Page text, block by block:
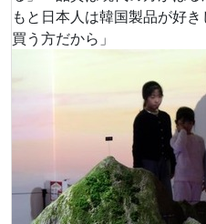
もと日本人は韓国製品が好
買う方だから」